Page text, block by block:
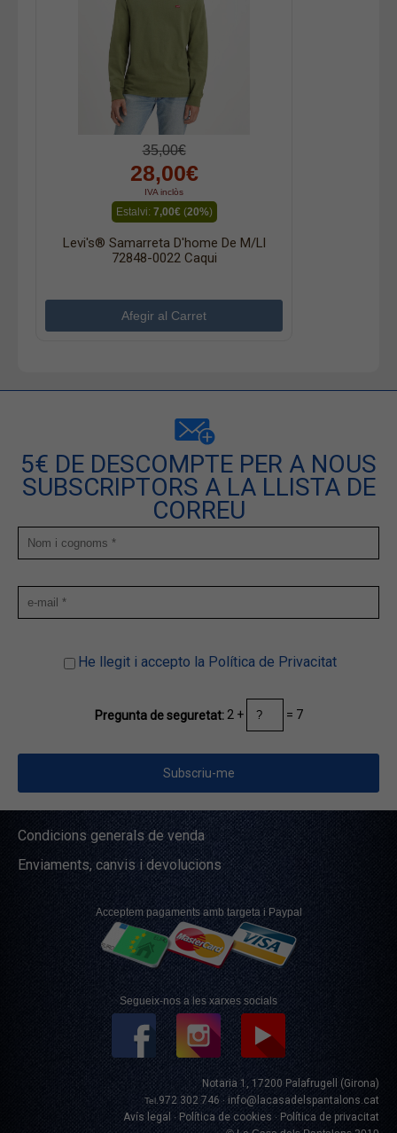
35,00€
28,00€
IVA inclòs
Estalvi: 7,00€(20%)
Levi's® Samarreta D'home De M/ll
72848-0022 Caqui
5€ DE DESCOMPTE PER A NOUS
SUBSCRIPTORS A LA LLISTA DE
CORREU
He llegit i accepto la Política de Privacitat
Pregunta de seguretat: 2 + = 7
Condicions generals de venda
Enviaments, canvis i devolucions
Acceptem pagaments amb targeta i Paypal
Segueix-nos a les xarxes socials
Notaria 1, 17200 Palafrugell (Girona)
Tel. 972 302 746 · info@lacasadelspantalons.cat
Avís legal
· Política de cookies · Política de privacitat